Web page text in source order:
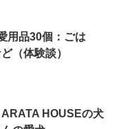
用品30個：ごは
（体験談）
HOUSEの犬